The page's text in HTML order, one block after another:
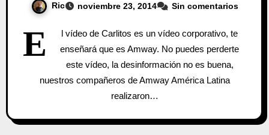
Ric noviembre 23, 2014 Sin comentarios
E
l vídeo de Carlitos es un vídeo corporativo, te
enseñará que es Amway. No puedes perderte
este vídeo, la desinformación no es buena,
nuestros compañeros de Amway América Latina
realizaron…